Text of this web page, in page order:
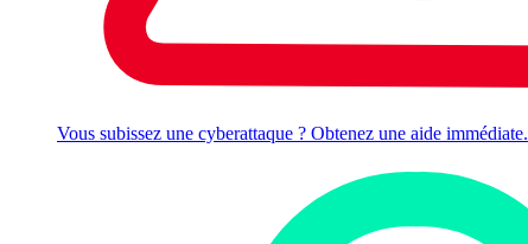
Vous subissez une cyberattaque ? Obtenez une aide immédiate.